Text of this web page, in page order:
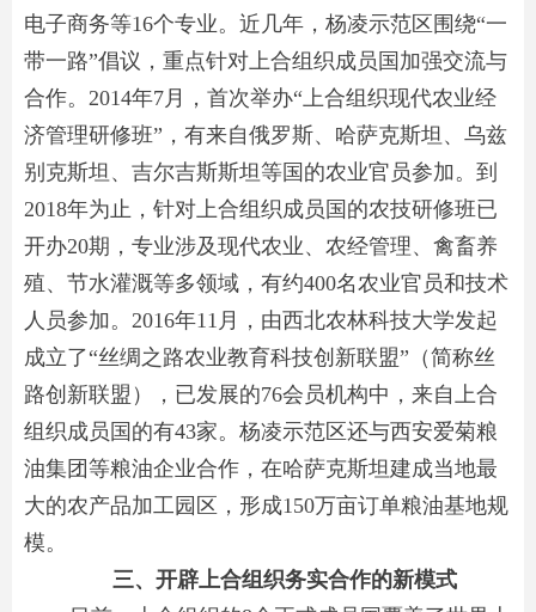
电子商务等16个专业。近几年，杨凌示范区围绕“一
带一路”倡议，重点针对上合组织成员国加强交流与
合作。2014年7月，首次举办“上合组织现代农业经
济管理研修班”，有来自俄罗斯、哈萨克斯坦、乌兹
别克斯坦、吉尔吉斯斯坦等国的农业官员参加。到
2018年为止，针对上合组织成员国的农技研修班已
开办20期，专业涉及现代农业、农经管理、禽畜养
殖、节水灌溉等多领域，有约400名农业官员和技术
人员参加。2016年11月，由西北农林科技大学发起
成立了“丝绸之路农业教育科技创新联盟”（简称丝
路创新联盟），已发展的76会员机构中，来自上合
组织成员国的有43家。杨凌示范区还与西安爱菊粮
油集团等粮油企业合作，在哈萨克斯坦建成当地最
大的农产品加工园区，形成150万亩订单粮油基地规
模。
三、开辟上合组织务实合作的新模式